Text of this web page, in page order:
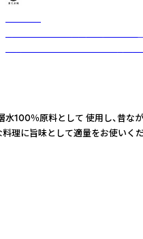
原料として 使用し、
理に旨味として適量をお使いくだ